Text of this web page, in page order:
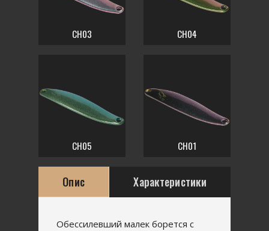
CH03 CH04
CH05 CH01
Опис Характеристики
Обессилевший малек борется с